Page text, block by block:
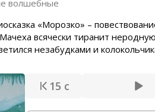
волшебные
«Морозко» –
всячески тиранит
незабудками и
15 с